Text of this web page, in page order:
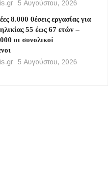
5 Αυγούστου, 2026
8.000 θέσεις εργασίας για
55 έως 67 ετών –
οι συνολικοί
5 Αυγούστου, 2026